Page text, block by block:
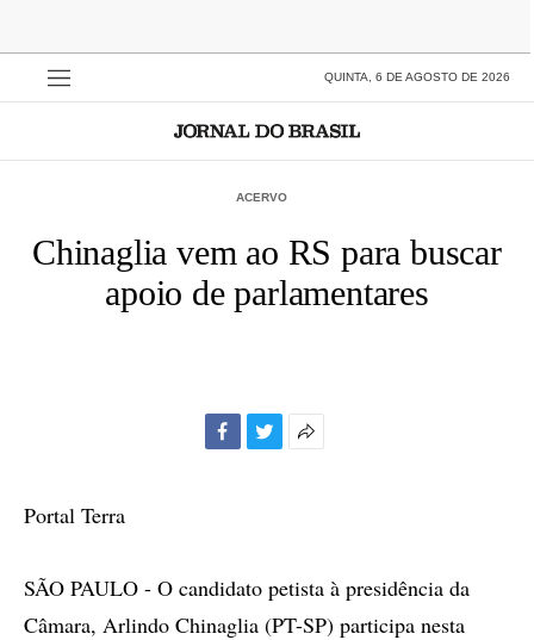
QUINTA, 6 DE AGOSTO DE 2026
ACERVO
Chinaglia vem ao RS para buscar
apoio de parlamentares
Portal Terra
SÃO PAULO - O candidato petista à presidência da
Câmara, Arlindo Chinaglia (PT-SP) participa nesta